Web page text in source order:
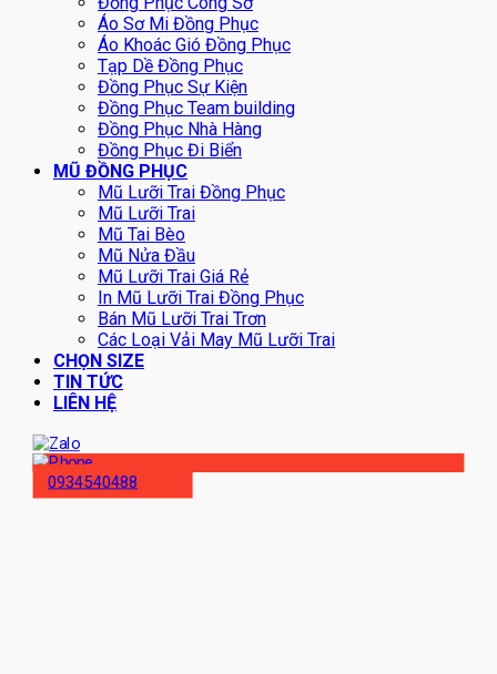
Áo Sơ Mi Đồng Phục
Áo Khoác Gió Đồng Phục
Tạp Dề Đồng Phục
Đồng Phục Sự Kiện
Đồng Phục Team building
Đồng Phục Nhà Hàng
Đồng Phục Đi Biển
MŨ ĐỒNG PHỤC
Mũ Lưỡi Trai Đồng Phục
Mũ Lưỡi Trai
Mũ Tai Bèo
Mũ Nửa Đầu
Mũ Lưỡi Trai Giá Rẻ
In Mũ Lưỡi Trai Đồng Phục
Bán Mũ Lưỡi Trai Trơn
Các Loại Vải May Mũ Lưỡi Trai
CHỌN SIZE
TIN TỨC
LIÊN HỆ
0934540488